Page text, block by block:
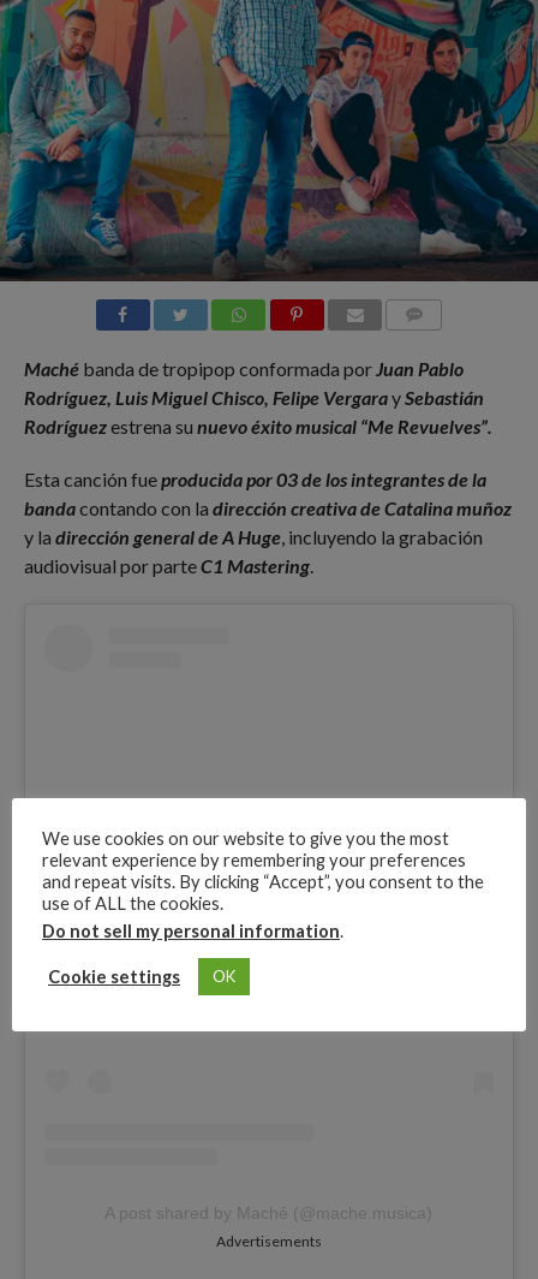
Machébanda de tropipop conformada porJuan Pablo
Rodríguez, Luis Miguel Chisco, Felipe VergaraySebastián
Rodríguezestrena su nuevo éxito musical “Me Revuelves”.
Esta canción fueproducida por 03 de los integrantes de la
bandacontando con la dirección creativa de Catalina muñoz
y la dirección general de A Huge, incluyendo la grabación
audiovisual por parteC1 Mastering.
View this post on Instagram
A post shared by Maché (@mache.musica)
Advertisements
We use cookies on our website to give you the most
relevant experience by remembering your preferences
and repeat visits. By clicking “Accept”, you consent to the
use of ALL the cookies.
Do not sell my personal information.
Cookie settings OK